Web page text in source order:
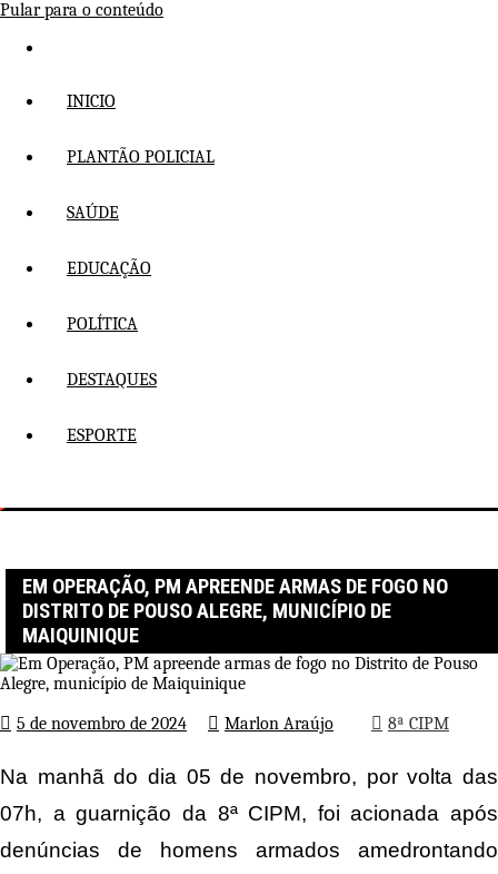
Pular para o conteúdo
INICIO
PLANTÃO POLICIAL
SAÚDE
EDUCAÇÃO
POLÍTICA
DESTAQUES
ESPORTE
EM OPERAÇÃO, PM APREENDE ARMAS DE FOGO NO
DISTRITO DE POUSO ALEGRE, MUNICÍPIO DE
MAIQUINIQUE
5 de novembro de 2024 Marlon Araújo 8ª CIPM
Na manhã do dia 05 de novembro, por volta das
07h, a guarnição da 8ª CIPM, foi acionada após
denúncias de homens armados amedrontando